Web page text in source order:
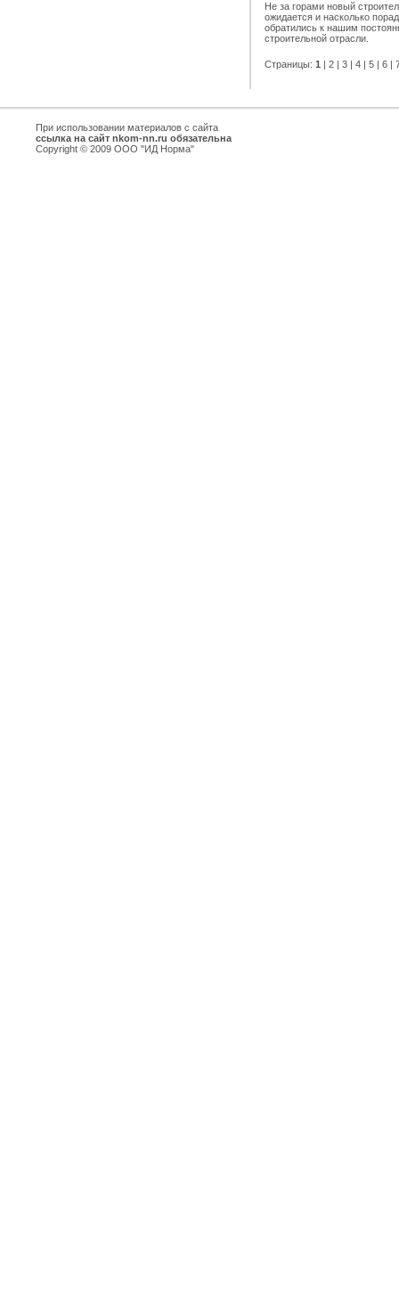
Не за горами новый
ожидается и насколько
обратились к нашим
строительной отрасли.
Страницы: 1 | 2 | 3 | 4 | 5 | 6 |
При использовании материалов с сайта
ссылка на сайт nkom-nn.ru обязательна
Copyright © 2009 ООО "ИД Норма"